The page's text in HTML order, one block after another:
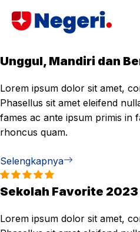
Unggul, Mandiri dan
Lorem ipsum dolor sit amet,
Phasellus sit amet eleifend
fames ac ante ipsum primis in
rhoncus quam.
Selengkapnya
Sekolah Favorite
Lorem ipsum dolor sit amet,